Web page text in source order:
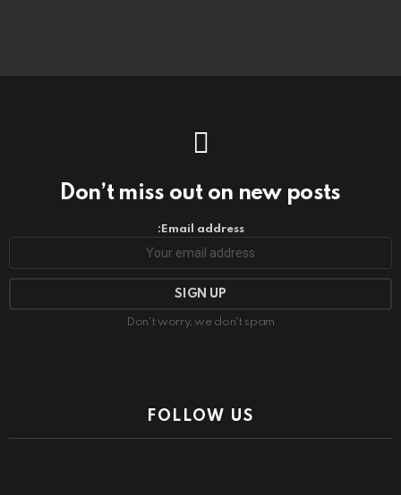
Don’t miss out on new posts
Email address:
Don't worry, we don't spam
FOLLOW US